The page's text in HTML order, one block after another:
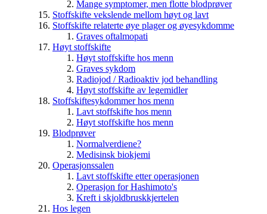
Mange symptomer, men flotte blodprøver
Stoffskifte vekslende mellom høyt og lavt
Stoffskifte relaterte øye plager og øyesykdomme
Graves oftalmopati
Høyt stoffskifte
Høyt stoffskifte hos menn
Graves sykdom
Radiojod / Radioaktiv jod behandling
Høyt stoffskifte av legemidler
Stoffskiftesykdommer hos menn
Lavt stoffskifte hos menn
Høyt stoffskifte hos menn
Blodprøver
Normalverdiene?
Medisinsk biokjemi
Operasjonssalen
Lavt stoffskifte etter operasjonen
Operasjon for Hashimoto's
Kreft i skjoldbruskkjertelen
Hos legen